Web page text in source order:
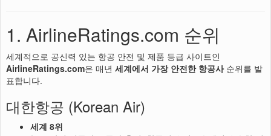
1. AirlineRatings.com 순위
세계적으로 공신력 있는 항공 안전 및 제품 등급 사이트인
AirlineRatings.com은 매년 세계에서 가장 안전한 항공사순위를 발
표합니다.
대한항공 (Korean Air)
세계 8위